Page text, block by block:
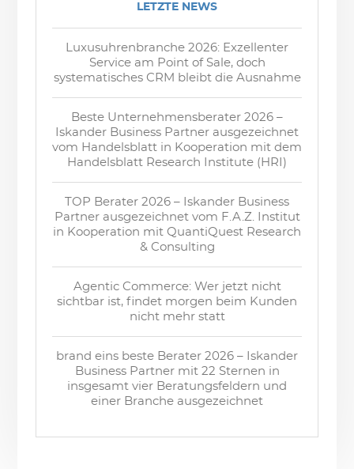
LETZTE NEWS
Luxusuhrenbranche 2026: Exzellenter
Service am Point of Sale, doch
systematisches CRM bleibt die Ausnahme
Beste Unternehmensberater 2026 –
Iskander Business Partner ausgezeichnet
vom Handelsblatt in Kooperation mit dem
Handelsblatt Research Institute (HRI)
TOP Berater 2026 – Iskander Business
Partner ausgezeichnet vom F.A.Z. Institut
in Kooperation mit QuantiQuest Research
& Consulting
Agentic Commerce: Wer jetzt nicht
sichtbar ist, findet morgen beim Kunden
nicht mehr statt
brand eins beste Berater 2026 – Iskander
Business Partner mit 22 Sternen in
insgesamt vier Beratungsfeldern und
einer Branche ausgezeichnet